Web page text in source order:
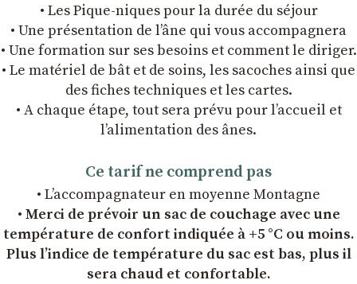
• Les Pique-niques pour la durée du séjour
• Une présentation de l’âne qui vous accompagnera
• Une formation sur ses besoins et comment le diriger.
• Le matériel de bât et de soins, les sacoches ainsi que
des fiches techniques et les cartes.
• A chaque étape, tout sera prévu pour l’accueil et
l’alimentation des ânes.
Ce tarif ne comprend pas
• L’accompagnateur en moyenne Montagne
• Merci de prévoir un sac de couchage avec une
température de confort indiquée à +5 °C ou moins.
Plus l’indice de température du sac est bas, plus il
sera chaud et confortable.